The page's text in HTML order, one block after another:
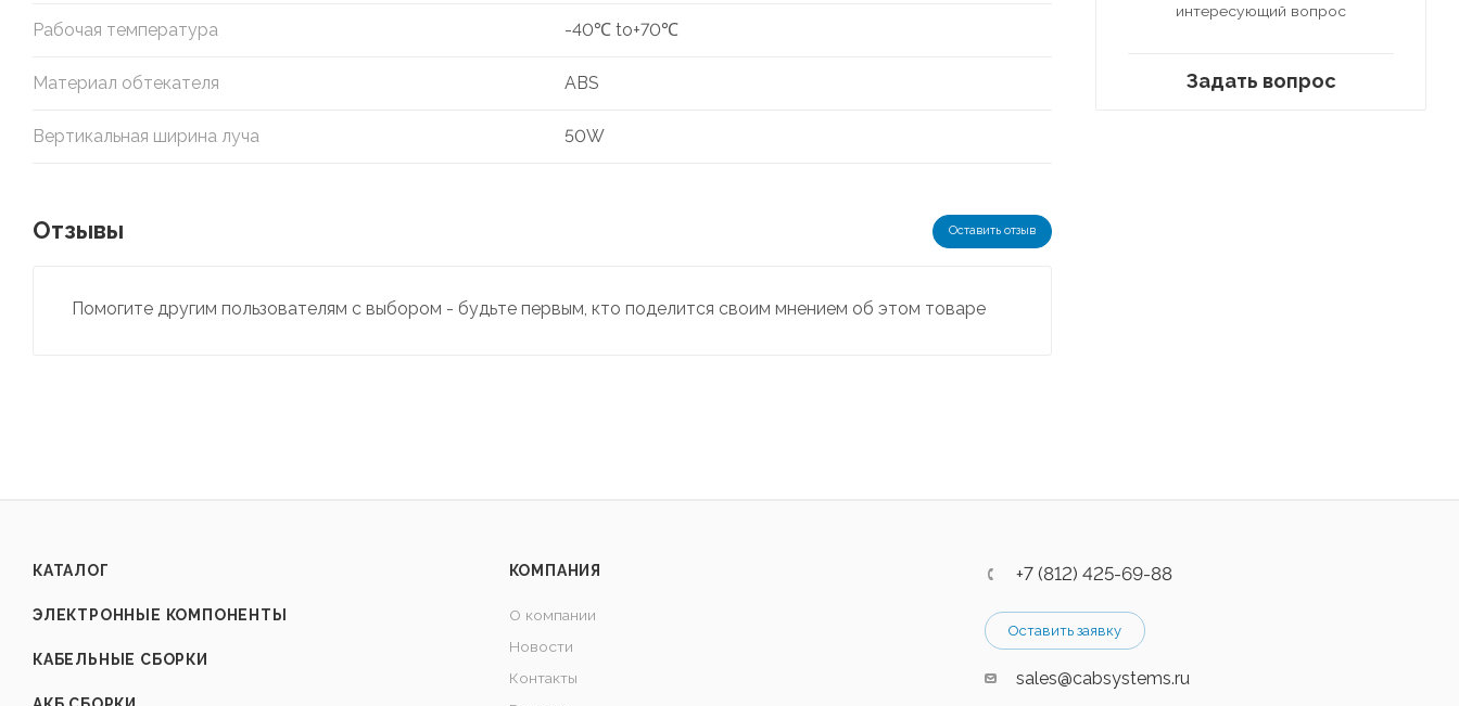
Рабочая температура -40℃ to+70℃
Материал обтекателя ABS
Вертикальная ширина луча 50W
Отзывы Оставить отзыв
Помогите другим пользователям с выбором - будьте первым, кто поделится своим мнением об этом товаре
интересующий вопрос
Задать вопрос
КАТАЛОГ
ЭЛЕКТРОННЫЕ КОМПОНЕНТЫ
КАБЕЛЬНЫЕ СБОРКИ
КОМПАНИЯ
О компании
Новости
Контакты
+7 (812) 425-69-88
Оставить заявку
sales@cabsystems.ru